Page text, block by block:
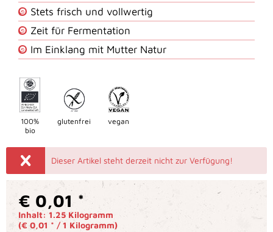
Stets frisch und vollwertig
Zeit für Fermentation
Im Einklang mit Mutter Natur
100%
bio
glutenfrei vegan
Dieser Artikel steht derzeit nicht zur Verfügung!
€ 0,01 *
Inhalt: 1.25 Kilogramm
(€ 0,01 * / 1 Kilogramm)